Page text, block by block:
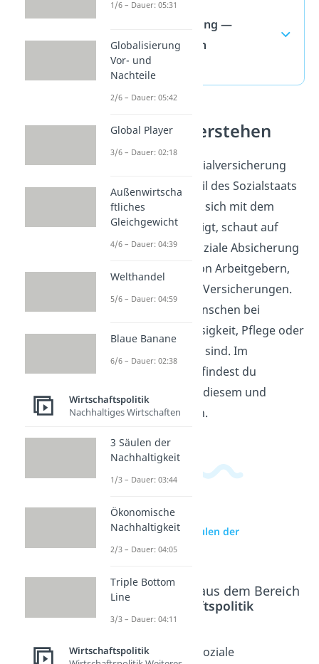
5 Säulen der
Sozialversicherung —
häufigste Fragen
(ausklappen)
Sozialstaat verstehen
Die 5 Säulen der Sozialversicherung
sind ein zentraler Teil des Sozialstaats
in Deutschland. Wer sich mit dem
Sozialstaat beschäftigt, schaut auf
staatliche Regeln, soziale Absicherung
und die Aufgaben von Arbeitgebern,
Arbeitnehmern und Versicherungen.
So wird klar, wie Menschen bei
Krankheit, Arbeitslosigkeit, Pflege oder
im Alter abgesichert sind. Im
Wirtschaftsbereich
findest du
passende Videos zu diesem und
verwandten Themen.
zur Videoseite: 5 Säulen der
Sozialversicherung
Beliebte Inhalte aus dem Bereich
Wirtschaftspolitik
Prinzipie Generati
Soziale
1/6 – Dauer: 05:31
Globalisierung
Vor- und
Nachteile
2/6 – Dauer: 05:42
Global Player
3/6 – Dauer: 02:18
Außenwirtscha
ftliches
Gleichgewicht
4/6 – Dauer: 04:39
Welthandel
5/6 – Dauer: 04:59
Blaue Banane
6/6 – Dauer: 02:38
Wirtschaftspolitik
Nachhaltiges Wirtschaften
3 Säulen der
Nachhaltigkeit
1/3 – Dauer: 03:44
Ökonomische
Nachhaltigkeit
2/3 – Dauer: 04:05
Triple Bottom
Line
3/3 – Dauer: 04:11
Wirtschaftspolitik